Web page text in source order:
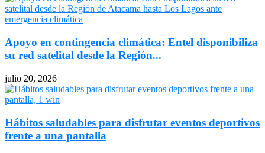
Apoyo en contingencia climática: Entel disponibiliza
su red satelital desde la Región...
julio 20, 2026
Hábitos saludables para disfrutar eventos deportivos
frente a una pantalla